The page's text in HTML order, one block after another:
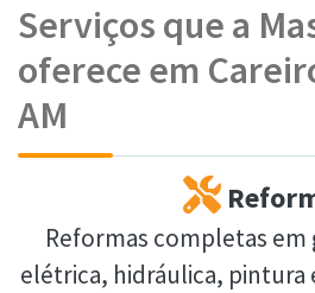
Serviços que a
oferece em
AM
Reformas completas em
elétrica, hidráulica, pintura